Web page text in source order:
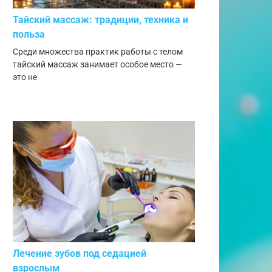
Тайский массаж: традиции, техника и
польза
Среди множества практик работы с телом
тайский массаж занимает особое место —
это не
Лечение зубов под седацией
взрослым